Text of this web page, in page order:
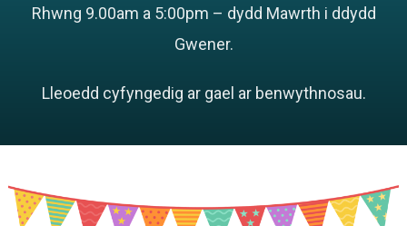
Rhwng 9.00am a 5:00pm – dydd Mawrth i ddydd
Gwener.
Lleoedd cyfyngedig ar gael ar benwythnosau.